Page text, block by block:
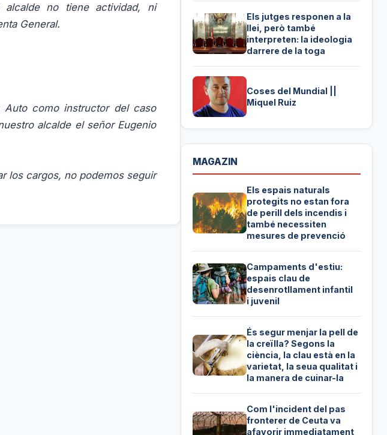
alcalde no tiene actividad, ni
General.
como instructor del caso
alcalde el señor Eugenio
los cargos, no podemos seguir
Els jutges responen a la
llei, però també
interpreten: la ideologia
darrere de la toga
Coses del Mundial ||
Miquel Ruiz
MAGAZIN
Els espais naturals
protegits no estan fora
de perill dels incendis i
també necessiten
mesures de prevenció
Campaments d'estiu:
espais clau de
desenrotllament infantil
i juvenil
És segur menjar la pell de
la creïlla? Segons la
ciència, la clau està en la
varietat, la seua qualitat i
la manera de cuinar-la
Com l'incident del pas
fronterer de Ceuta va
afavorir immediatament